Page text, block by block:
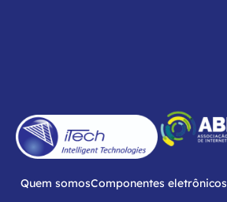
Quem somosComponentes eletrônicos